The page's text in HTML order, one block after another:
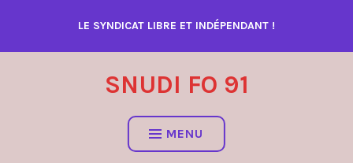
contenu
LE SYNDICAT LIBRE ET INDÉPENDANT !
SNUDI FO 91
MENU